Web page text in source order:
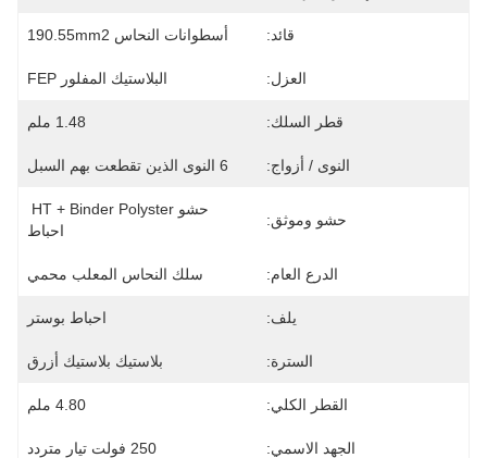
قائد: أسطوانات النحاس 190.55mm2
العزل: البلاستيك المفلور FEP
قطر السلك: 1.48 ملم
النوى / أزواج: 6 النوى الذين تقطعت بهم السبل
حشو وموثق:
احباط
الدرع العام: سلك النحاس المعلب محمي
يلف: احباط بوستر
السترة: بلاستيك بلاستيك أزرق
القطر الكلي: 4.80 ملم
الجهد الاسمي: 250 فولت تيار متردد